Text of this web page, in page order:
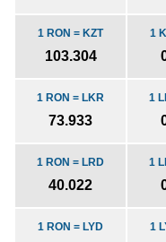
1
1 RON = KZT
103.304
1
1 RON = LKR
73.933
1
1 RON = LRD
40.022
1
1 RON = LYD